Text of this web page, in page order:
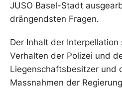
JUSO Basel-Stadt
drängendsten Fragen.
Der Inhalt der Interpellation
Verhalten der Polizei und
Liegenschaftsbesitzer und
Massnahmen der